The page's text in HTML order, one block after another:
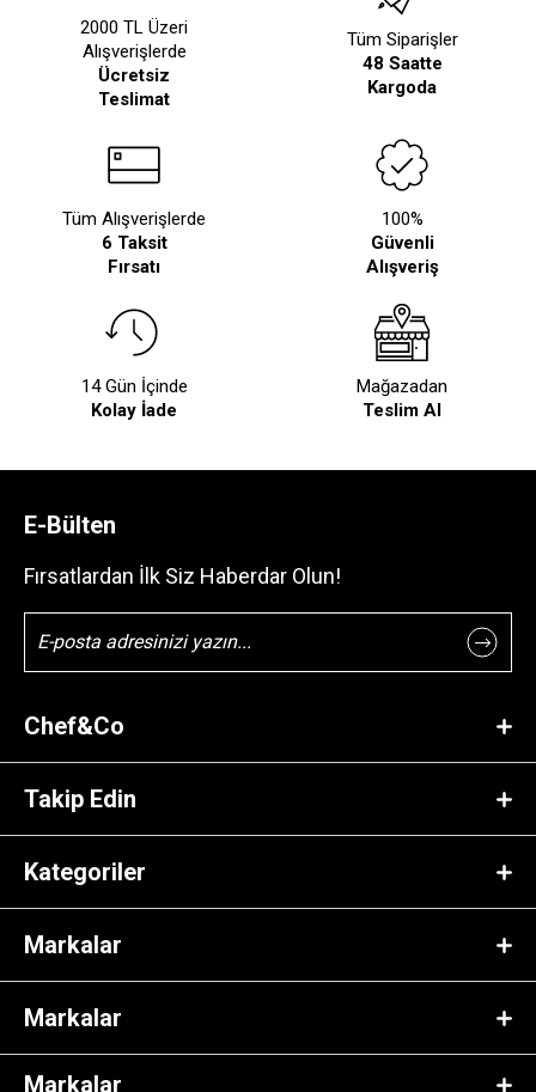
2000 TL Üzeri
Alışverişlerde
Ücretsiz
Teslimat
Tüm Siparişler
48 Saatte
Kargoda
Tüm Alışverişlerde
6 Taksit
Fırsatı
100%
Güvenli
Alışveriş
14 Gün İçinde
Kolay İade
Mağazadan
Teslim Al
E-Bülten
Fırsatlardan İlk Siz Haberdar Olun!
Chef&Co
Takip Edin
Kategoriler
Markalar
Markalar
Markalar